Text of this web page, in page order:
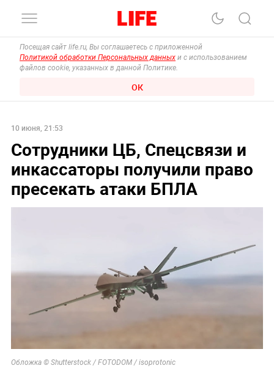
Посещая сайт life.ru, Вы соглашаетесь с приложенной
Политикой обработки Персональных данных и с использованием
файлов cookie, указанных в данной Политике.
ОК
10 июня, 21:53
Сотрудники ЦБ, Спецсвязи и
инкассаторы получили право
пресекать атаки БПЛА
Обложка © Shutterstock / FOTODOM / isoprotonic